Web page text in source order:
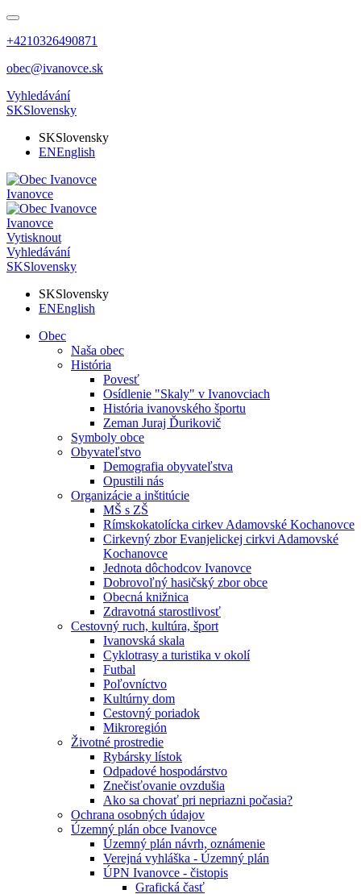
+4210326490871
obec@ivanovce.sk
Vyhledávání
SKSlovensky
SKSlovensky
ENEnglish
Ivanovce
Ivanovce
Vytisknout
Vyhledávání
SKSlovensky
SKSlovensky
ENEnglish
Obec
Naša obec
História
Povesť
Osídlenie "Skaly" v Ivanovciach
História ivanovského športu
Zeman Juraj Ďurikovič
Symboly obce
Obyvateľstvo
Demografia obyvateľstva
Opustili nás
Organizácie a inštitúcie
MŠ s ZŠ
Rímskokatolícka cirkev Adamovské Kochanovce
Cirkevný zbor Evanjelickej cirkvi Adamovské
Kochanovce
Jednota dôchodcov Ivanovce
Dobrovoľný hasičský zbor obce
Obecná knižnica
Zdravotná starostlivosť
Cestovný ruch, kultúra, šport
Ivanovská skala
Cyklotrasy a turistika v okolí
Futbal
Poľovníctvo
Kultúrny dom
Cestovný poriadok
Mikroregión
Životné prostredie
Rybársky lístok
Odpadové hospodárstvo
Znečisťovanie ovzdušia
Ako sa chovať pri nepriazni počasia?
Ochrana osobných údajov
Územný plán obce Ivanovce
Územný plán návrh, oznámenie
Verejná vyhláška - Územný plán
ÚPN Ivanovce - čistopis
Grafická časť